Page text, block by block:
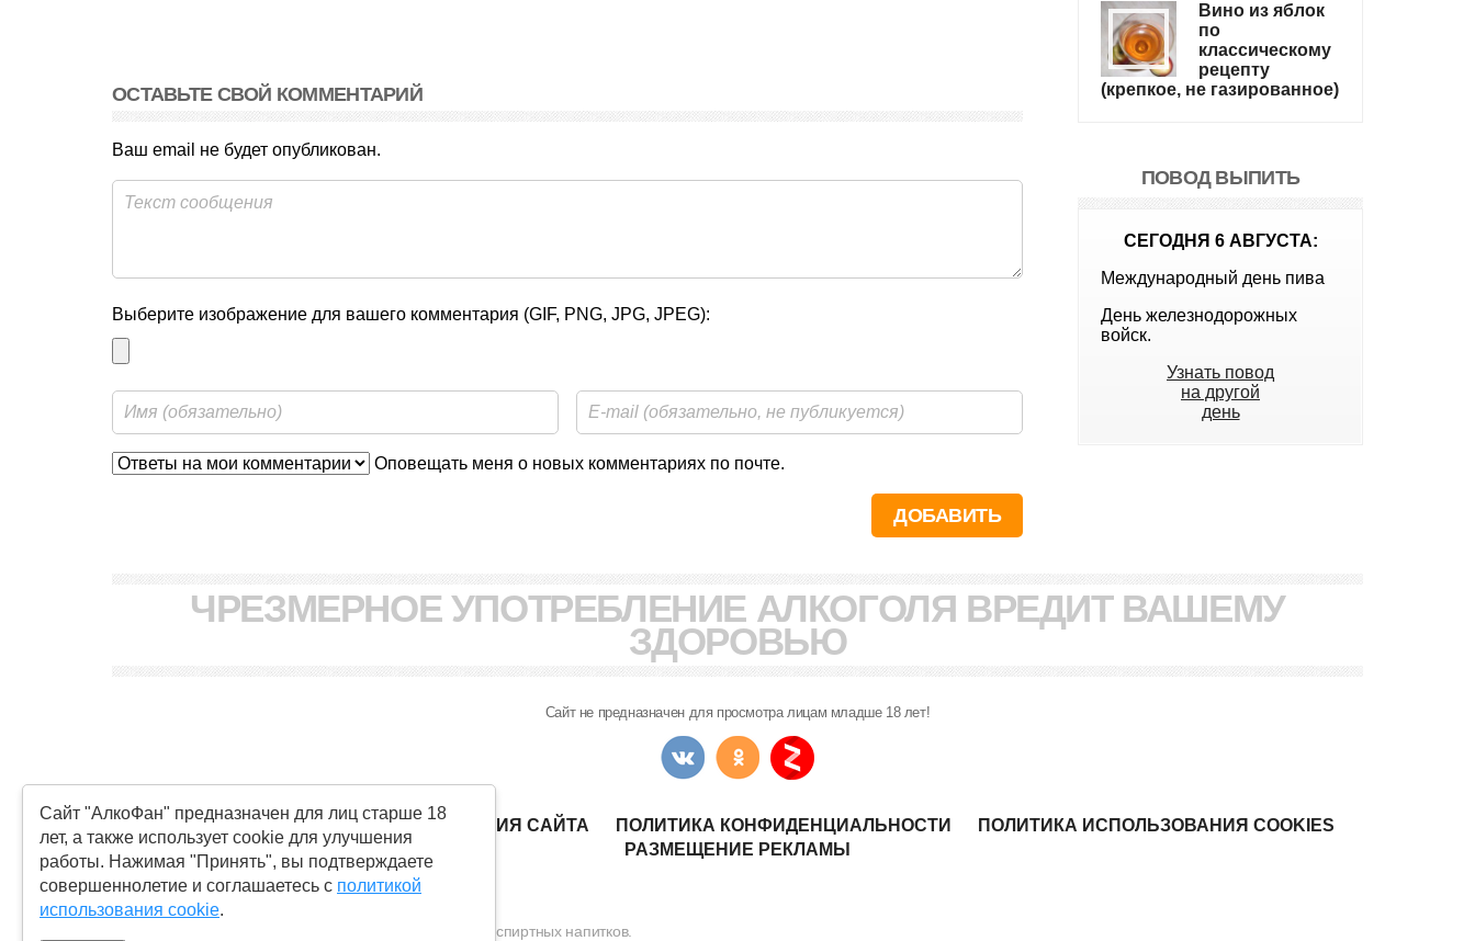
Сайт "АлкоФан" предназначен для лиц старше 18
лет, а также использует cookie для улучшения
работы. Нажимая "Принять", вы подтверждаете
совершеннолетие и соглашаетесь с политикой
использования cookie.
ОСТАВЬТЕ СВОЙ КОММЕНТАРИЙ
Ваш email не будет опубликован.
Выберите изображение для вашего комментария (GIF, PNG, JPG, JPEG):
Оповещать меня о новых комментариях по почте.
Вино из яблок
по
классическому
рецепту
(крепкое, не газированное)
ПОВОД ВЫПИТЬ
СЕГОДНЯ 6 АВГУСТА:
Международный день пива
День железнодорожных
войск.
Узнать повод
на другой
день
ЧРЕЗМЕРНОЕ УПОТРЕБЛЕНИЕ АЛКОГОЛЯ ВРЕДИТ ВАШЕМУ
ЗДОРОВЬЮ
Сайт не предназначен для просмотра лицам младше 18 лет!
КОНТАКТЫ И УСЛОВИЯ ИСПОЛЬЗОВАНИЯ САЙТА ПОЛИТИКА КОНФИДЕНЦИАЛЬНОСТИ
ПОЛИТИКА ИСПОЛЬЗОВАНИЯ COOKIES
РАЗМЕЩЕНИЕ РЕКЛАМЫ
- интернет-ресурс ценителей спиртных напитков.